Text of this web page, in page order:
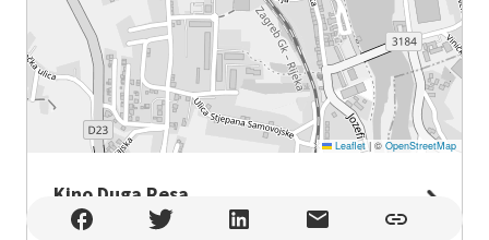
Leaflet |© OpenStreetMap
Kino Duga Resa
Kino Duga Resa , Duga Resa